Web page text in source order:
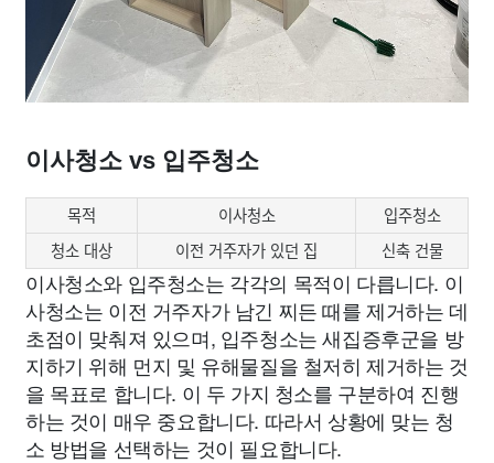
이사청소 vs 입주청소
목적 이사청소
입주청소
청소 대상
이전 거주자가 있던 집 신축 건물
이사청소와 입주청소는 각각의 목적이 다릅니다. 이
사청소는 이전 거주자가 남긴 찌든 때를 제거하는 데
초점이 맞춰져 있으며, 입주청소는 새집증후군을 방
지하기 위해 먼지 및 유해물질을 철저히 제거하는 것
을 목표로 합니다. 이 두 가지 청소를 구분하여 진행
하는 것이 매우 중요합니다. 따라서 상황에 맞는 청
소 방법을 선택하는 것이 필요합니다.